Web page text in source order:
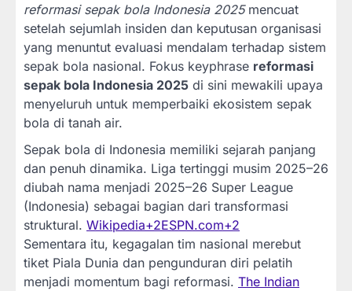
reformasi sepak bola Indonesia 2025mencuat
setelah sejumlah insiden dan keputusan organisasi
yang menuntut evaluasi mendalam terhadap sistem
sepak bola nasional. Fokus keyphrase reformasi
sepak bola Indonesia 2025 di sini mewakili upaya
menyeluruh untuk memperbaiki ekosistem sepak
bola di tanah air.
Sepak bola di Indonesia memiliki sejarah panjang
dan penuh dinamika. Liga tertinggi musim 2025–26
diubah nama menjadi 2025–26 Super League
(Indonesia) sebagai bagian dari transformasi
struktural. Wikipedia+2ESPN.com+2
Sementara itu, kegagalan tim nasional merebut
tiket Piala Dunia dan pengunduran diri pelatih
menjadi momentum bagi reformasi. The Indian